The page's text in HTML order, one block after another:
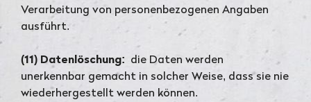
Verarbeitung von personenbezogenen Angaben
ausführt.
(11) Datenlöschung: die Daten werden
unerkennbar gemacht in solcher Weise, dass sie nie
wiederhergestellt werden können.